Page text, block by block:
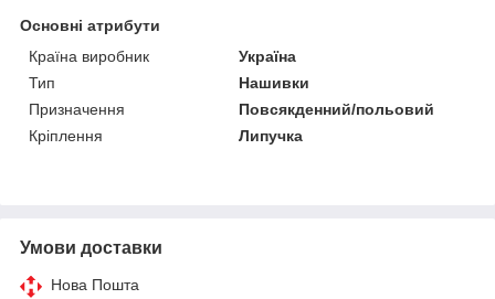
Основні атрибути
Країна виробник
Україна
Тип
Нашивки
Призначення
Повсякденний/польовий
Кріплення
Липучка
Умови доставки
Нова Пошта